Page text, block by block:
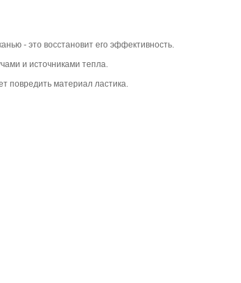
- это восстановит его эффективность.
и источниками тепла.
повредить материал ластика.